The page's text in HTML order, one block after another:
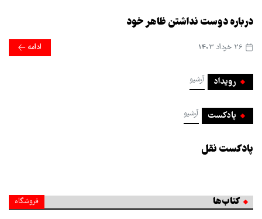
درباره دوست نداشتن ظاهر خود
ادامه
رویداد آرشیو
پادکست آرشیو
پادکست نقل
کتاب‌ها فروشگاه